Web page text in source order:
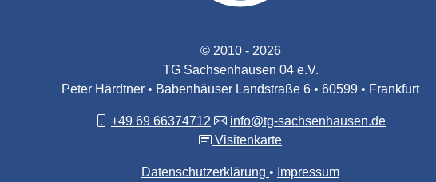
© 2010 - 2026
TG Sachsenhausen 04 e.V.
Peter Härdtner • Babenhäuser Landstraße 6 • 60599 • Frankfurt
+49 69 66374712
info@tg-sachsenhausen.de
Visitenkarte
Datenschutzerklärung Impressum